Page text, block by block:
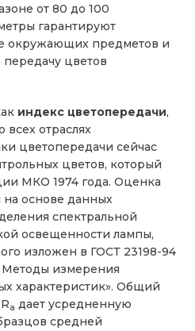
от 80 до 100
гарантируют
окружающих предметов и
цветов
индекс цветопередачи,
всех отраслях
цветопередачи сейчас
цветов, который
МКО 1974 года. Оценка
на основе данных
спектральной
освещенности лампы,
изложен в ГОСТ 23198-94
Методы измерения
характеристик». Общий
a дает усредненную
средней